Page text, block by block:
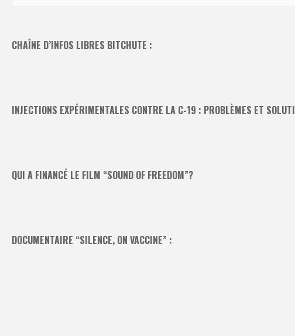
CHAÎNE D’INFOS LIBRES BITCHUTE :
INJECTIONS EXPÉRIMENTALES CONTRE LA C-19 : PROBLÈMES ET
QUI A FINANCÉ LE FILM “SOUND OF FREEDOM”?
DOCUMENTAIRE “SILENCE, ON VACCINE” :